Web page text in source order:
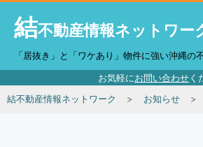
結不動産情報ネットワー
「居抜き」と「ワケあり」物件に強い沖縄の
お気軽にお問い合わせく
結不動産情報ネットワーク お知らせ